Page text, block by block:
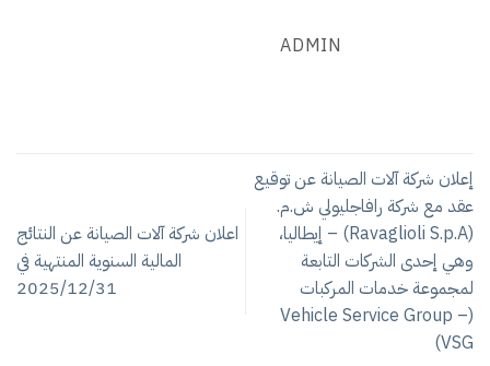
شركة آلات الصيانة عن النتائج
المالية السنوية المنتهية في
2025/12/31